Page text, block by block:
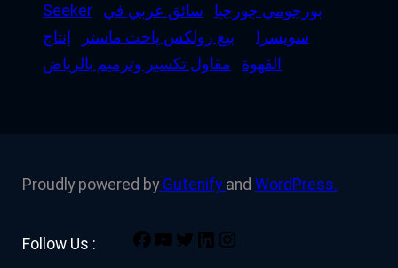
Seeker
بورجومي جورجيا
سائق عربي في
سويسرا
بيع رولكس ياخت ماستر
إنتاج
القهوة
مقاول تكسير وترميم بالرياض
Proudly powered byGutenify and WordPress.
Follow Us : Facebook
YouTube
TwitterLinkedIn